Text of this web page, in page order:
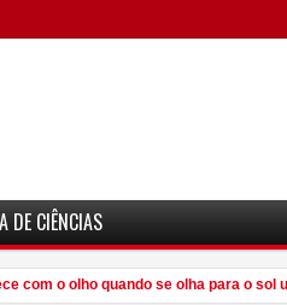
DE CIÊNCIAS
com o olho quando se olha para o sol